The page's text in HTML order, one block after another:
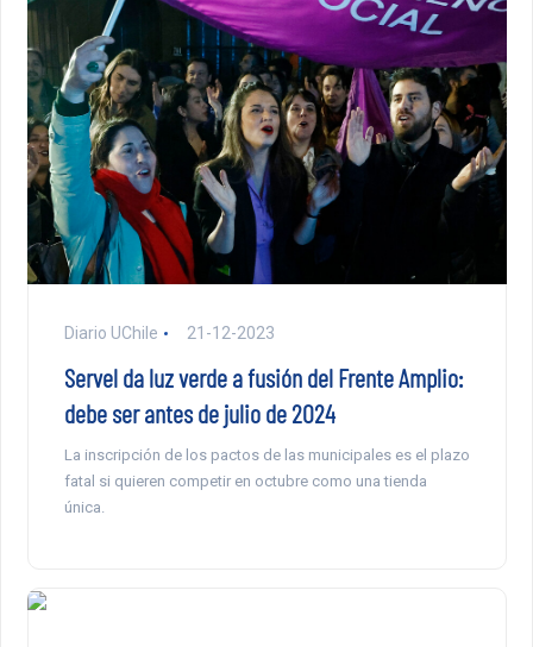
Diario UChile 21-12-2023
Servel da luz verde a fusión del Frente Amplio:
debe ser antes de julio de 2024
La inscripción de los pactos de las municipales es el plazo
fatal si quieren competir en octubre como una tienda
única.